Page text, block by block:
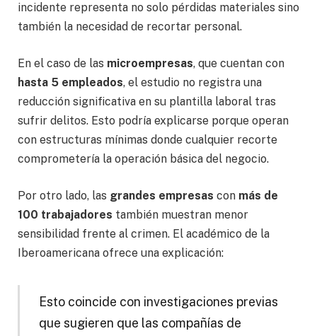
incidente representa no solo pérdidas materiales sino
también la necesidad de recortar personal.
En el caso de las microempresas, que cuentan con
hasta 5 empleados, el estudio no registra una
reducción significativa en su plantilla laboral tras
sufrir delitos. Esto podría explicarse porque operan
con estructuras mínimas donde cualquier recorte
comprometería la operación básica del negocio.
Por otro lado, las grandes empresas con más de
100 trabajadores también muestran menor
sensibilidad frente al crimen. El académico de la
Iberoamericana ofrece una explicación:
Esto coincide con investigaciones previas
que sugieren que las compañías de